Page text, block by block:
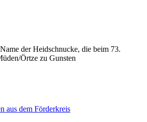
der Heidschnucke, die beim 73.
Örtze zu Gunsten
aus dem Förderkreis